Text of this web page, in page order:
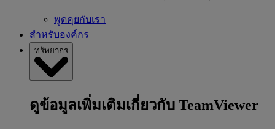
พูดคุยกับเรา
สำหรับองค์กร
ทรัพยากร
ดูข้อมูลเพิ่มเติมเกี่ยวกับ TeamViewer